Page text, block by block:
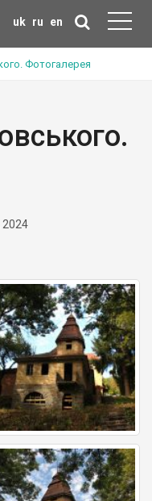
uk ru en
Фотогалерея
2024